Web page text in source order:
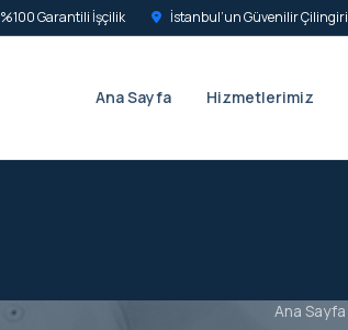
%100 Garantili İşçilik İstanbul’un Güvenilir Çilingiri
Ana Sayfa Hizmetlerimiz
Ana Sayfa